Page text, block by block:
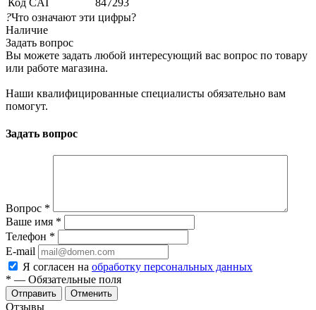
?Что означают эти цифры?
Наличие
Задать вопрос
Вы можете задать любой интересующий вас вопрос по товару
или работе магазина.
Наши квалифицированные специалисты обязательно вам
помогут.
Задать вопрос
Вопрос *
Ваше имя *
Телефон *
E-mail
Я согласен на обработку персональных данных
* — Обязательные поля
Отменить
Отзывы